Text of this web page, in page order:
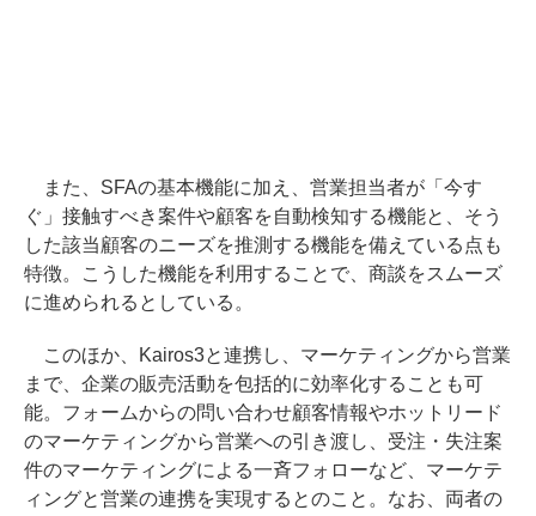
また、SFAの基本機能に加え、営業担当者が「今す
ぐ」接触すべき案件や顧客を自動検知する機能と、そう
した該当顧客のニーズを推測する機能を備えている点も
特徴。こうした機能を利用することで、商談をスムーズ
に進められるとしている。
このほか、Kairos3と連携し、マーケティングから営業
まで、企業の販売活動を包括的に効率化することも可
能。フォームからの問い合わせ顧客情報やホットリード
のマーケティングから営業への引き渡し、受注・失注案
件のマーケティングによる一斉フォローなど、マーケテ
ィングと営業の連携を実現するとのこと。なお、両者の